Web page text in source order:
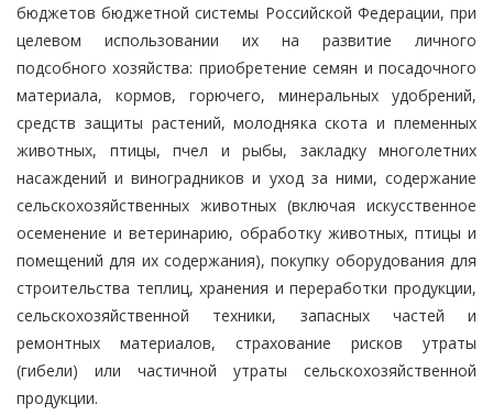
бюджетов бюджетной системы Российской Федерации, при
целевом использовании их на развитие личного
подсобного хозяйства: приобретение семян и посадочного
материала, кормов, горючего, минеральных удобрений,
средств защиты растений, молодняка скота и племенных
животных, птицы, пчел и рыбы, закладку многолетних
насаждений и виноградников и уход за ними, содержание
сельскохозяйственных животных (включая искусственное
осеменение и ветеринарию, обработку животных, птицы и
помещений для их содержания), покупку оборудования для
строительства теплиц, хранения и переработки продукции,
сельскохозяйственной техники, запасных частей и
ремонтных материалов, страхование рисков утраты
(гибели) или частичной утраты сельскохозяйственной
продукции.